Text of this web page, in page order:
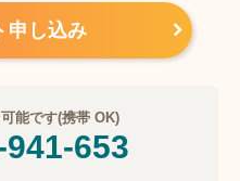
申し込み
能です(携帯 OK)
653